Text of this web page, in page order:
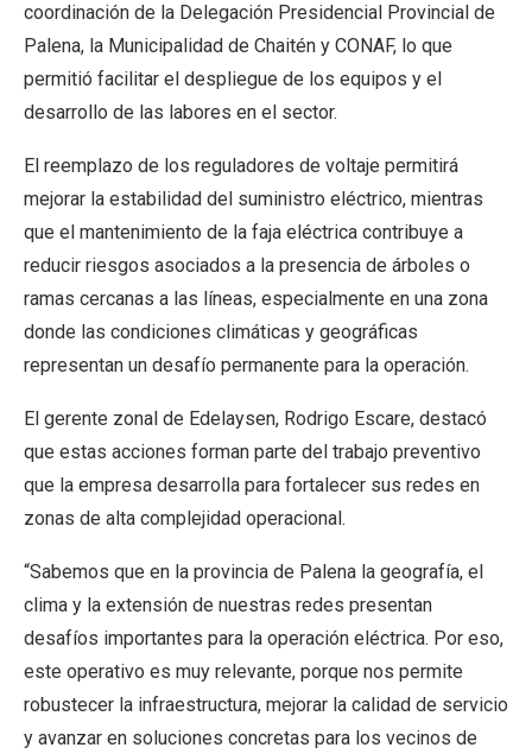
coordinación de la Delegación Presidencial Provincial de
Palena, la Municipalidad de Chaitén y CONAF, lo que
permitió facilitar el despliegue de los equipos y el
desarrollo de las labores en el sector.
El reemplazo de los reguladores de voltaje permitirá
mejorar la estabilidad del suministro eléctrico, mientras
que el mantenimiento de la faja eléctrica contribuye a
reducir riesgos asociados a la presencia de árboles o
ramas cercanas a las líneas, especialmente en una zona
donde las condiciones climáticas y geográficas
representan un desafío permanente para la operación.
El gerente zonal de Edelaysen, Rodrigo Escare, destacó
que estas acciones forman parte del trabajo preventivo
que la empresa desarrolla para fortalecer sus redes en
zonas de alta complejidad operacional.
“Sabemos que en la provincia de Palena la geografía, el
clima y la extensión de nuestras redes presentan
desafíos importantes para la operación eléctrica. Por eso,
este operativo es muy relevante, porque nos permite
robustecer la infraestructura, mejorar la calidad de servicio
y avanzar en soluciones concretas para los vecinos de